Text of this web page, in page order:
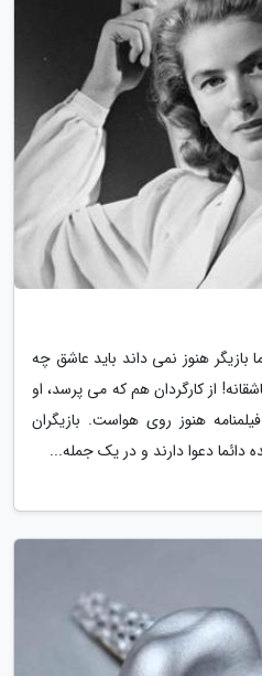
بازیگر هنوز نمی داند باید عاشق چه
از کارگردان هم که می پرسد، او
هنوز روی هواست. بازیگران
دائما دعوا دارند و در یک جمله...